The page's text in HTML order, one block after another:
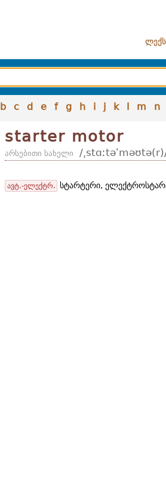
b c d e f g h i j k l m n
starter motor
არსებითი სახელი /
ავტ.-ელექტრ. სტარტერი,